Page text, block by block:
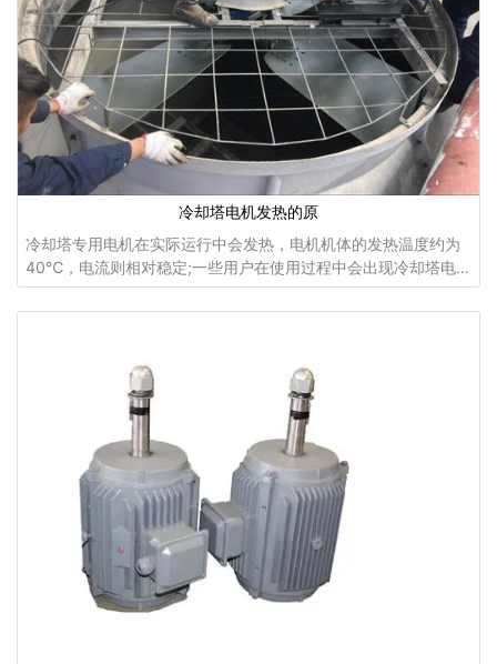
冷却塔电机发热的原
冷却塔专用电机在实际运行中会发热，电机机体的发热温度约为
40℃，电流则相对稳定;一些用户在使用过程中会出现冷却塔电机
电流过大，并且电机外壳很热的情况，如果出现上述情况，请检
查以下原因：